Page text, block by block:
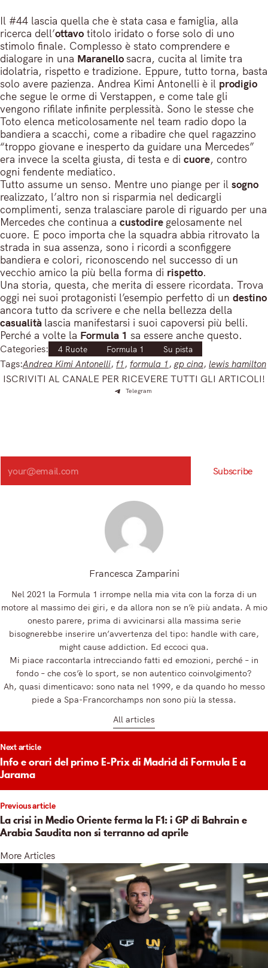
Il #44 lascia quella che è stata casa e famiglia, alla
ricerca dell’ottavo titolo iridato o forse solo di uno
stimolo finale. Complesso è stato comprendere e
dialogare in una Maranello sacra, cucita al limite tra
idolatria, rispetto e tradizione. Eppure, tutto torna, basta
solo avere pazienza. Andrea Kimi Antonelli è il prodigio
che segue le orme di Verstappen, e come tale gli
vengono rifilate infinite perplessità. Sono le stesse che
Toto elenca meticolosamente nel team radio dopo la
bandiera a scacchi, come a ribadire che quel ragazzino
“troppo giovane e inesperto da guidare una Mercedes”
era invece la scelta giusta, di testa e di cuore, contro
ogni fendente mediatico.
Tutto assume un senso. Mentre uno piange per il sogno
realizzato, l’altro non si risparmia nel dedicargli
complimenti, senza tralasciare parole di riguardo per una
Mercedes che continua a custodire gelosamente nel
cuore. E poco importa che la squadra abbia ritrovato la
strada in sua assenza, sono i ricordi a sconfiggere
bandiera e colori, riconoscendo nel successo di un
vecchio amico la più bella forma di rispetto.
Una storia, questa, che merita di essere ricordata. Trova
oggi nei suoi protagonisti l’esempio perfetto di un destino
ancora tutto da scrivere e che nella bellezza della
casualità lascia manifestarsi i suoi capoversi più belli.
Perché a volte la Formula 1 sa essere anche questo.
Categories: 4 Ruote Formula 1 Su pista
Tags:Andrea Kimi Antonelli, f1 , formula 1 , gp cina, lewis hamilton
ISCRIVITI AL CANALE PER RICEVERE TUTTI GLI ARTICOLI!
Telegram
Search
Subscribe
Francesca Zamparini
Nel 2021 la Formula 1 irrompe nella mia vita con la forza di un
motore al massimo dei giri, e da allora non se n’è più andata. A mio
onesto parere, prima di avvicinarsi alla massima serie
bisognerebbe inserire un’avvertenza del tipo: handle with care,
might cause addiction. Ed eccoci qua.
Mi piace raccontarla intrecciando fatti ed emozioni, perché – in
fondo – che cos’è lo sport, se non autentico coinvolgimento?
Ah, quasi dimenticavo: sono nata nel 1999, e da quando ho messo
piede a Spa-Francorchamps non sono più la stessa.
All articles
Previous article
La crisi in Medio Oriente ferma la F1: i GP di Bahrain e
Arabia Saudita non si terranno ad aprile
Next article
Info e orari del primo E-Prix di Madrid di Formula E a
Jarama
More Articles